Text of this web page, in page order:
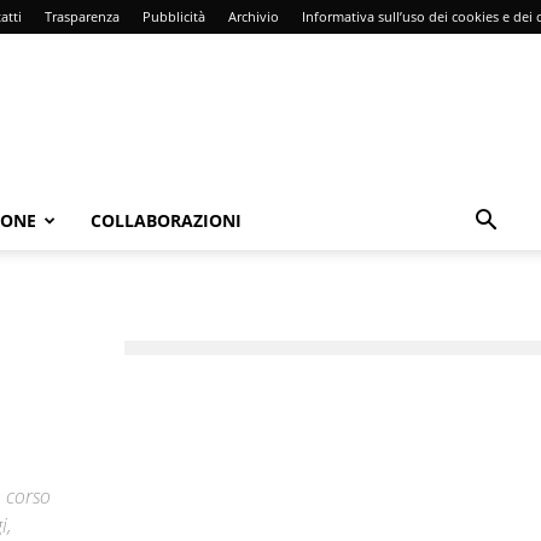
Trasparenza Pubblicità Archivio Informativa sull’uso dei cookies e dei
COLLABORAZIONI